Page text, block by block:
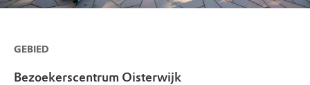
GEBIED
Bezoekerscentrum Oisterwijk